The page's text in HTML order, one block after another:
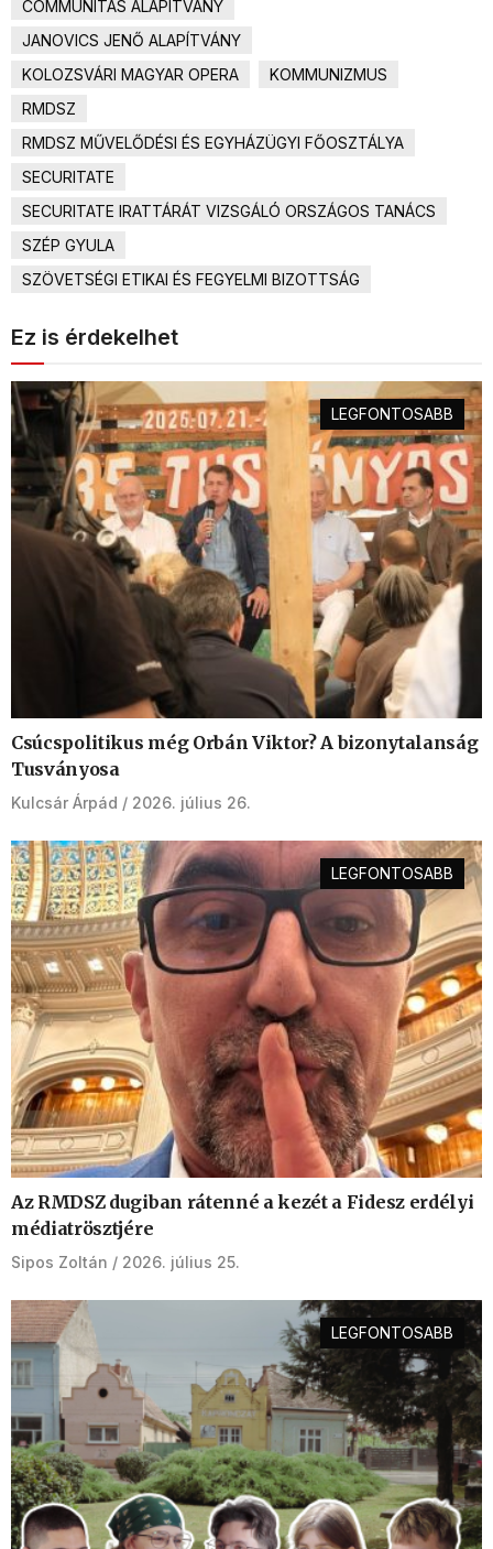
COMMUNITAS ALAPÍTVÁNY
JANOVICS JENŐ ALAPÍTVÁNY
KOLOZSVÁRI MAGYAR OPERA
KOMMUNIZMUS
RMDSZ
RMDSZ MŰVELŐDÉSI ÉS EGYHÁZÜGYI FŐOSZTÁLYA
SECURITATE
SECURITATE IRATTÁRÁT VIZSGÁLÓ ORSZÁGOS TANÁCS
SZÉP GYULA
SZÖVETSÉGI ETIKAI ÉS FEGYELMI BIZOTTSÁG
Ez is érdekelhet
LEGFONTOSABB
Csúcspolitikus még Orbán Viktor? A bizonytalanság
Tusványosa
Kulcsár Árpád 2026. július 26.
LEGFONTOSABB
Az RMDSZ dugiban rátenné a kezét a Fidesz erdélyi
médiatrösztjére
Sipos Zoltán 2026. július 25.
LEGFONTOSABB